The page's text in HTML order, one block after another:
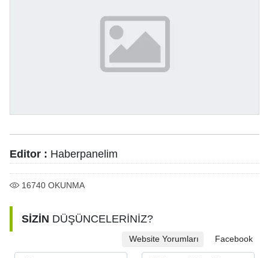
Editor : Haberpanelim
16740 OKUNMA
SİZİN DÜŞÜNCELERİNİZ?
Website Yorumları Facebook